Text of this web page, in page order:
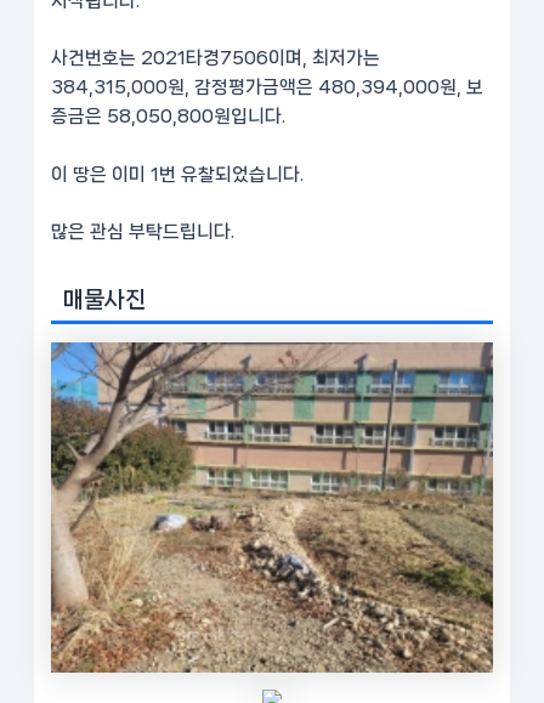
사건번호는 2021타경7506이며, 최저가는
384,315,000원, 감정평가금액은 480,394,000원, 보
증금은 58,050,800원입니다.
이 땅은 이미 1번 유찰되었습니다.
많은 관심 부탁드립니다.
매물사진